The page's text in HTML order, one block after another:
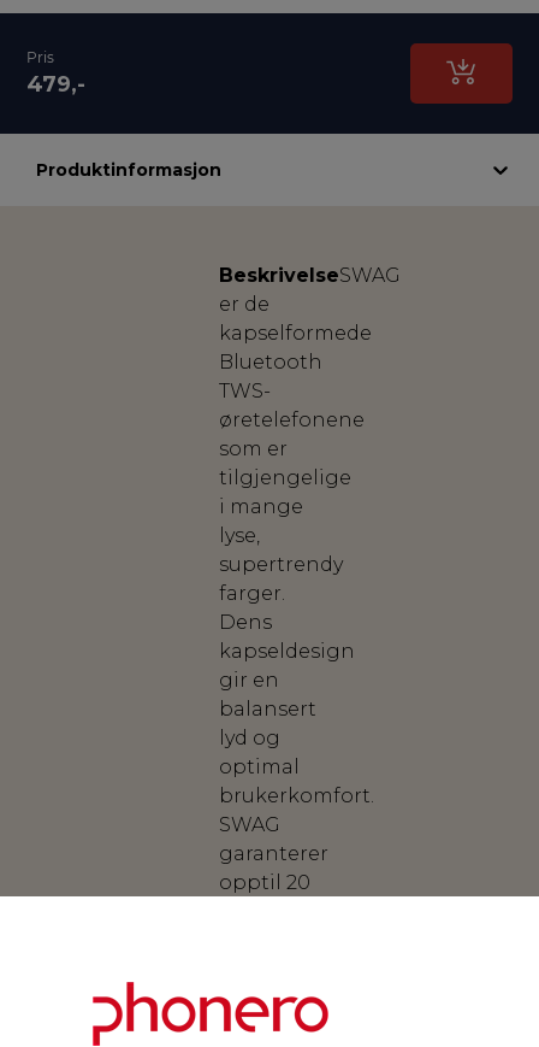
Pris
479,-
Produktinformasjon
BeskrivelseSWAG
er de
kapselformede
Bluetooth
TWS-
øretelefonene
som er
tilgjengelige
i mange
lyse,
supertrendy
farger.
Dens
kapseldesign
gir en
balansert
lyd og
optimal
brukerkomfort.
SWAG
garanterer
opptil 20
kan lytte
til